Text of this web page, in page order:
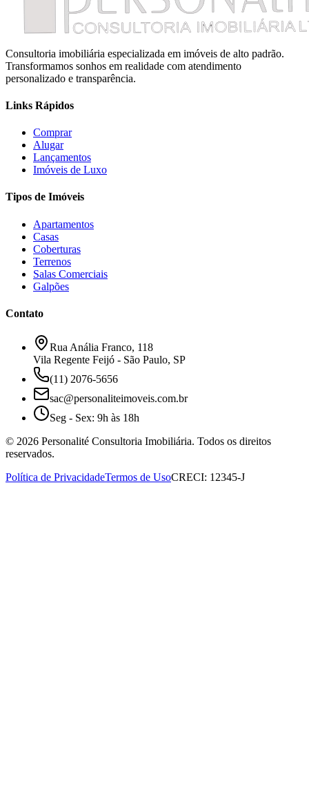
Consultoria imobiliária especializada em imóveis de alto padrão.
Transformamos sonhos em realidade com atendimento
personalizado e transparência.
Links Rápidos
Comprar
Alugar
Lançamentos
Imóveis de Luxo
Tipos de Imóveis
Apartamentos
Casas
Coberturas
Terrenos
Salas Comerciais
Galpões
Contato
Rua Anália Franco, 118
Vila Regente Feijó - São Paulo, SP
(11) 2076-5656
sac@personaliteimoveis.com.br
Seg - Sex: 9h às 18h
© 2026 Personalité Consultoria Imobiliária. Todos os direitos
reservados.
Política de PrivacidadeTermos de UsoCRECI: 12345-J